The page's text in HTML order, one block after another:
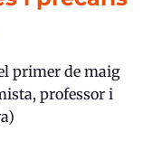
primer de maig
professor i